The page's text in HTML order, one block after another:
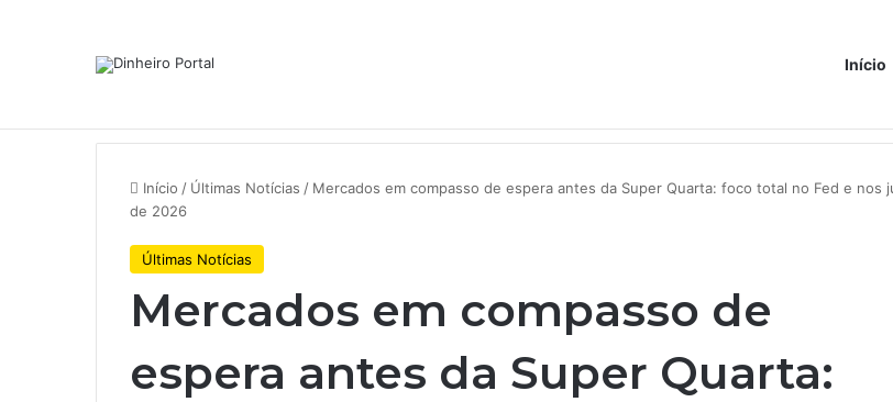
Início
A Volkswagen está em ‘encruzilhada histórica’ e precisa cortar custos, diz presidente do
Início / Últimas Notícias / Mercados em compasso de espera antes da Super Quarta: foco total no Fed e nos
de 2026
Últimas Notícias
Mercados em compasso de
espera antes da Super Quarta: